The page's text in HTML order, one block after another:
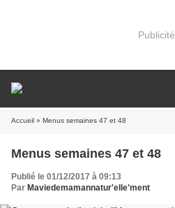
Publicité
Accueil » Menus semaines 47 et 48
Menus semaines 47 et 48
Publié le 01/12/2017 à 09:13
Par Maviedemamannatur'elle'ment